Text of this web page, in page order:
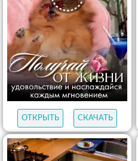
ОТКРЫТЬ СКАЧАТЬ